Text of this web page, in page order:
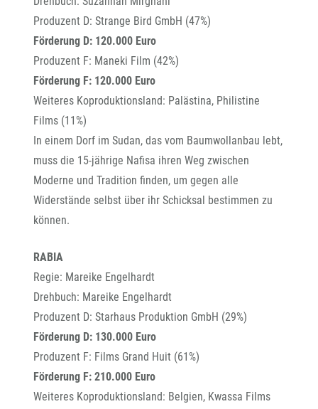
Produzent D: Strange Bird GmbH (47%)
Förderung D: 120.000 Euro
Produzent F: Maneki Film (42%)
Förderung F: 120.000 Euro
Weiteres Koproduktionsland: Palästina, Philistine
Films (11%)
In einem Dorf im Sudan, das vom Baumwollanbau lebt,
muss die 15-jährige Nafisa ihren Weg zwischen
Moderne und Tradition finden, um gegen alle
Widerstände selbst über ihr Schicksal bestimmen zu
können.
RABIA
Regie: Mareike Engelhardt
Drehbuch: Mareike Engelhardt
Produzent D: Starhaus Produktion GmbH (29%)
Förderung D: 130.000 Euro
Produzent F: Films Grand Huit (61%)
Förderung F: 210.000 Euro
Weiteres Koproduktionsland: Belgien, Kwassa Films